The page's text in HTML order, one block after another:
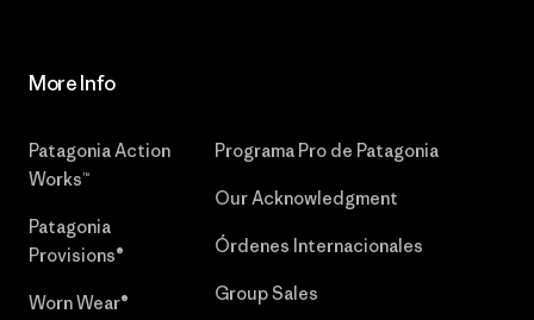
More Info
Patagonia Action
Works™
Patagonia
Provisions®
Worn Wear®
Programa Pro de Patagonia
Our Acknowledgment
Órdenes Internacionales
Group Sales